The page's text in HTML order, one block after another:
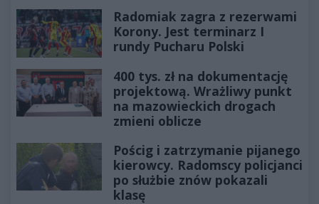
Radomiak zagra z rezerwami
Korony. Jest terminarz I
rundy Pucharu Polski
400 tys. zł na dokumentację
projektową. Wrażliwy punkt
na mazowieckich drogach
zmieni oblicze
Pościg i zatrzymanie pijanego
kierowcy. Radomscy policjanci
po służbie znów pokazali
klasę